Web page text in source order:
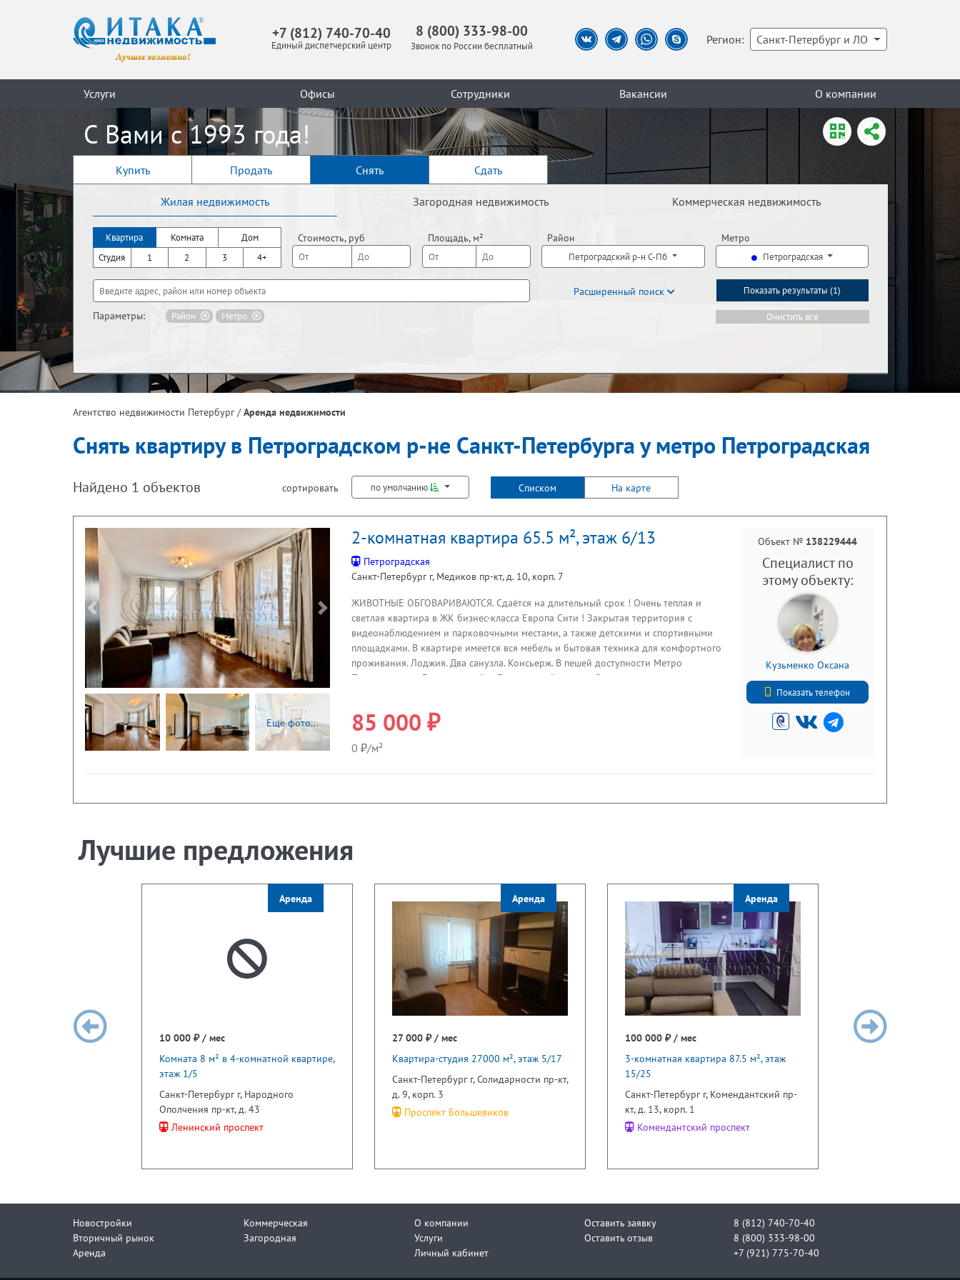
+7 (812) 740-70-40
Единый диспетчерский центр
8 (800) 333-98-00
Звонок по России бесплатный Регион: Санкт-Петербург и ЛО
Услуги Офисы Сотрудники Вакансии О компании
С Вами с 1993 года!
Купить Продать Снять Сдать
Жилая недвижимость Загородная недвижимость Коммерческая недвижимость
Квартира Комната
Дом
Студия
1 2 3 4+
Стоимость, руб Площадь, м² Район
Петроградский р-н С-Пб
Метро
Петроградская
Расширенный поиск Показать результаты (1)
Параметры: Район Метро Очистить все
Жилая площадь, м²
Этаж
Показать за
Лифт
С животными
Агентство недвижимости Петербург /Аренда недвижимости
Снять квартиру в Петроградском р-не Санкт-Петербурга у метро Петроградская
Найдено 1 объектов сортировать по умолчанию Списком На карте
Следующая Предыдущая
Еще фото...
2-комнатная квартира 65.5 м², этаж 6/13
Петроградская
Санкт-Петербург г, Медиков пр-кт, д. 10, корп. 7
ЖИВОТНЫЕ ОБГОВАРИВАЮТСЯ. Сдаётся на длительный срок ! Очень теплая и
светлая квартира в ЖК бизнес-класса Европа Сити ! Закрытая территория с
видеонаблюдением и парковочными местами, а также детскими и спортивными
площадками. В квартире имеется вся мебель и бытовая техника для комфортного
проживания. Лоджия. Два санузла. Консьерж. В пешей доступности Метро
Петроградская, Ботанический и Лопухинский сады, набережная, престижные
85 000 ₽
0 ₽/м²
Объект № 138229444
Специалист по
этому объекту:
Кузьменко Оксана
Показать телефон
+7 9676121418
Лучшие предложения
Аренда
10 000 ₽ / мес
Комната 8 м² в 4-комнатной квартире,
этаж 1/5
Санкт-Петербург г, Народного
Ополчения пр-кт, д. 43
Ленинский проспект
Аренда
27 000 ₽ / мес
Квартира-студия 27000 м², этаж 5/17
Санкт-Петербург г, Солидарности пр-кт,
д. 9, корп. 3
Проспект Большевиков
Аренда
100 000 ₽ / мес
3-комнатная квартира 87.5 м², этаж
15/25
Санкт-Петербург г, Комендантский пр-
кт, д. 13, корп. 1
Комендантский проспект
Новостройки
Вторичный рынок
Аренда
Коммерческая
Загородная
О компании
Услуги
Личный кабинет
Оставить заявку
Оставить отзыв
8 (812) 740-70-40
8 (800) 333-98-00
+7 (921) 775-70-40